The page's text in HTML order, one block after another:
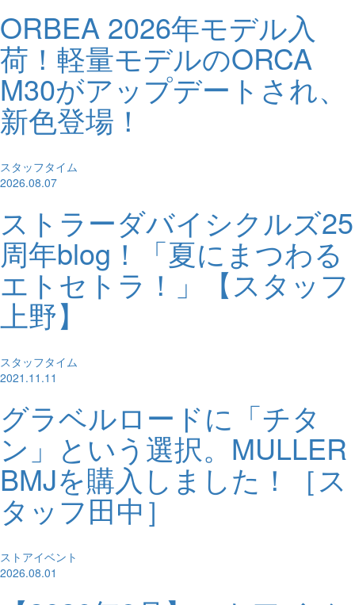
ORBEA 2026年モデル入
荷！軽量モデルのORCA
M30がアップデートされ、
新色登場！
スタッフタイム
2026.08.07
ストラーダバイシクルズ25
周年blog！「夏にまつわる
エトセトラ！」【スタッフ
上野】
スタッフタイム
2021.11.11
グラベルロードに「チタ
ン」という選択。MULLER
BMJを購入しました！［ス
タッフ田中］
ストアイベント
2026.08.01